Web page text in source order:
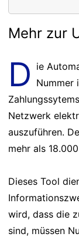
Mehr zur
D ie
Nummer
Netzwerk
auszuführen.
mehr als
Dieses Tool
wird, dass die
sind, müssen